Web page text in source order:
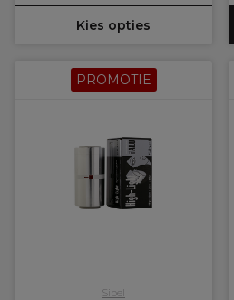
Kies opties
PROMOTIE
Sibel